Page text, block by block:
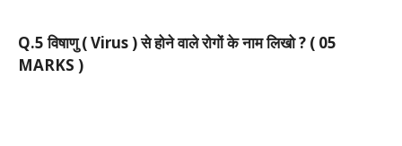
Q.5 विषाणु ( Virus ) से होने वाले रोगों के नाम लिखो ? ( 05
MARKS )